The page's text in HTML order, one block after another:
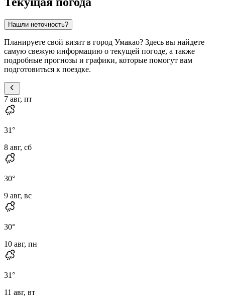
Нашли неточность?
Планируете свой визит в город Умакао? Здесь вы найдете
самую свежую информацию о текущей погоде, а также
подробные прогнозы и графики, которые помогут вам
подготовиться к поездке.
7 авг, пт
31°
8 авг, сб
30°
9 авг, вс
30°
10 авг, пн
31°
11 авг, вт